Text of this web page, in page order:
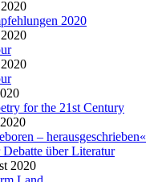
2020
for the 21st Century
– herausgeschrieben«
über Literatur
2020